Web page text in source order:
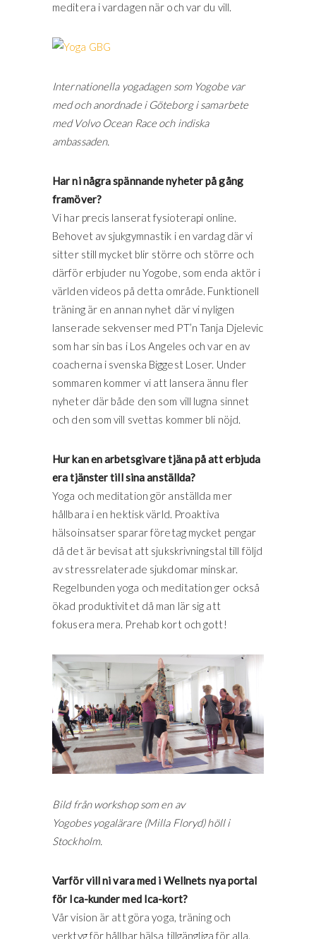
meditera i vardagen när och var du vill.
Internationella yogadagen som Yogobe var
med och anordnade i Göteborg i samarbete
med Volvo Ocean Race och indiska
ambassaden.
Har ni några spännande nyheter på gång
framöver?
Vi har precis lanserat fysioterapi online.
Behovet av sjukgymnastik i en vardag där vi
sitter still mycket blir större och större och
därför erbjuder nu Yogobe, som enda aktör i
världen videos på detta område. Funktionell
träning är en annan nyhet där vi nyligen
lanserade sekvenser med PT’n Tanja Djelevic
som har sin bas i Los Angeles och var en av
coacherna i svenska Biggest Loser. Under
sommaren kommer vi att lansera ännu fler
nyheter där både den som vill lugna sinnet
och den som vill svettas kommer bli nöjd.
Hur kan en arbetsgivare tjäna på att erbjuda
era tjänster till sina anställda?
Yoga och meditation gör anställda mer
hållbara i en hektisk värld. Proaktiva
hälsoinsatser sparar företag mycket pengar
då det är bevisat att sjukskrivningstal till följd
av stressrelaterade sjukdomar minskar.
Regelbunden yoga och meditation ger också
ökad produktivitet då man lär sig att
fokusera mera. Prehab kort och gott!
Bild från workshop som en av
Yogobes yogalärare (Milla Floryd) höll i
Stockholm.
Varför vill ni vara med i Wellnets nya portal
för Ica-kunder med Ica-kort?
Vår vision är att göra yoga, träning och
verktyg för hållbar hälsa tillgängliga för alla.